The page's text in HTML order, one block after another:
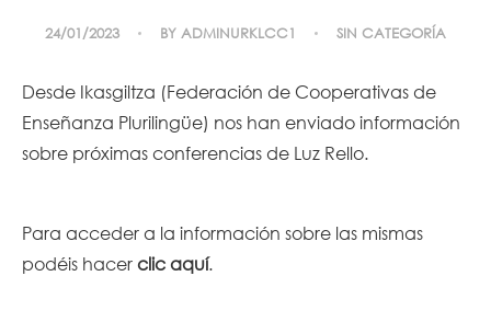
24/01/2023 BY ADMINURKLCC1 SIN CATEGORÍA
Desde Ikasgiltza (Federación de Cooperativas de
Enseñanza Plurilingüe) nos han enviado información
sobre próximas conferencias de Luz Rello.
Para acceder a la información sobre las mismas
podéis hacerclic aquí.